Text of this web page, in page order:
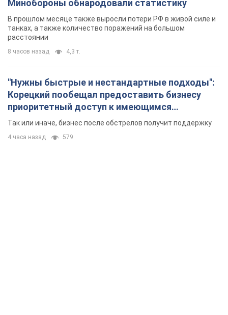
приоритетный доступ к имеющимся
складским помещениям
Так или иначе, бизнес после обстрелов получит поддержку
4 часа назад